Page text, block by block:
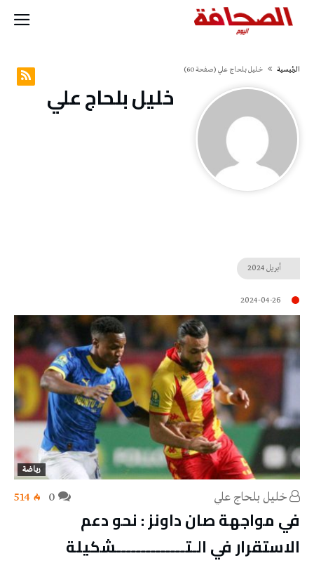
‫الرئيسية‬ خليل‭ ‬بلحاج‭ ‬علي (‫صفحة‬ 60)
خليل‭ ‬بلحاج‭ ‬علي
أبريل 2024
2024-04-26
رياضة
خليل‭ ‬بلحاج‭ ‬علي 514
في مواجهة صان داونز : نحو دعم
الاستقرار في الـتــــــــــــــشكيلة